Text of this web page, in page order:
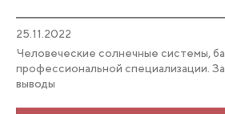
25.11.2022
Человеческие солнечные системы,
профессиональной специализации.
выводы